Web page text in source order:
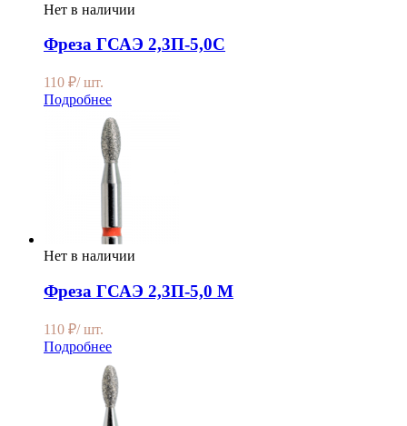
Нет в наличии
Фреза ГСАЭ 2,3П-5,0С
110 ₽/ шт.
Подробнее
Нет в наличии
Фреза ГСАЭ 2,3П-5,0 М
110 ₽/ шт.
Подробнее